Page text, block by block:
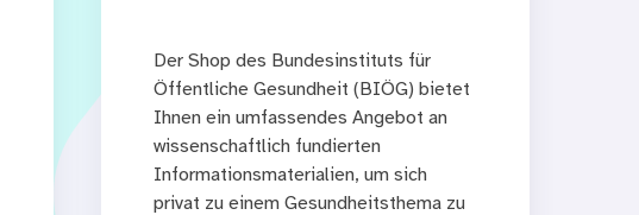
Der Shop des Bundesinstituts für
Öffentliche Gesundheit (BIÖG) bietet
Ihnen ein umfassendes Angebot an
wissenschaftlich fundierten
Informationsmaterialien, um sich
privat zu einem Gesundheitsthema zu